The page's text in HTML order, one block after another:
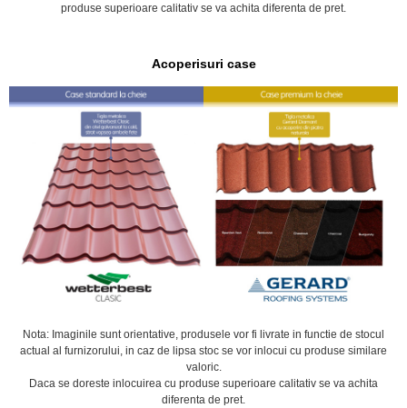
produse superioare calitativ se va achita diferenta de pret.
Acoperisuri case
Nota: Imaginile sunt orientative, produsele vor fi livrate in functie de stocul
actual al furnizorului, in caz de lipsa stoc se vor inlocui cu produse similare
valoric.
Daca se doreste inlocuirea cu produse superioare calitativ se va achita
diferenta de pret.